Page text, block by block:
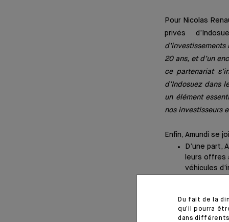
Pour Nicolas
privés
20 ans, et d’un
ce partenariat
d’Indosuez dans
un élément
nos investisseurs
Enfin, Amundi se
D’une part,
leurs offres
véhicules
> Consultez
Du fait de la
qu’il pourra
dans